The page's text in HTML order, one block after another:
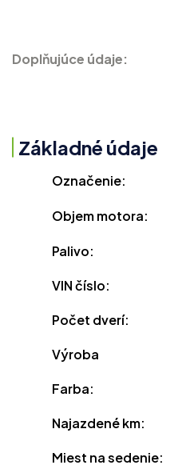
Doplňujúce údaje:
Základné údaje
Označenie:
Objem motora:
Palivo:
VIN číslo:
Počet dverí:
Výroba
Farba:
Najazdené km:
Miest na sedenie: